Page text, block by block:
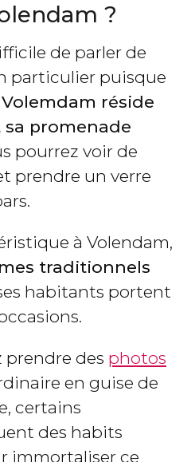
?
de parler de
particulier puisque
réside
sa promenade
pourrez voir de
prendre un verre
à Volendam,
traditionnels
habitants portent
prendre des photos
en guise de
certains
des habits
immortaliser ce